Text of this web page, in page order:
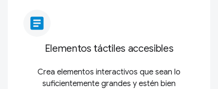
article
Elementos táctiles accesibles
Crea elementos interactivos que sean lo
suficientemente grandes y estén bien